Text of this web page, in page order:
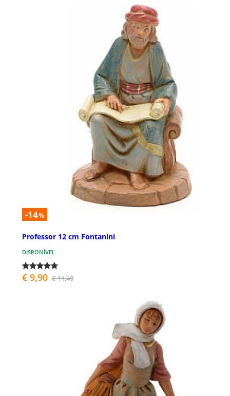
-14%
Professor 12 cm Fontanini
DISPONÍVEL
€ 9,90 € 11,49